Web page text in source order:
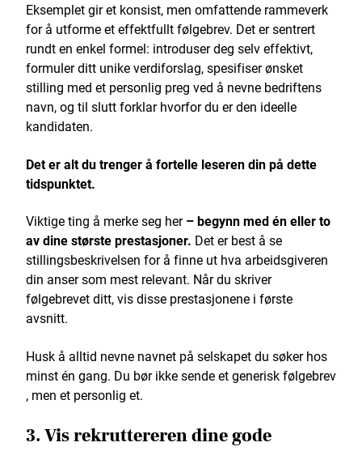
Eksemplet gir et konsist, men omfattende rammeverk
for å utforme et effektfullt følgebrev. Det er sentrert
rundt en enkel formel: introduser deg selv effektivt,
formuler ditt unike verdiforslag, spesifiser ønsket
stilling med et personlig preg ved å nevne bedriftens
navn, og til slutt forklar hvorfor du er den ideelle
kandidaten.
Det er alt du trenger å fortelle leseren din på dette
tidspunktet.
Viktige ting å merke seg her– begynn med én eller to
av dine største prestasjoner. Det er best å se
stillingsbeskrivelsen for å finne ut hva arbeidsgiveren
din anser som mest relevant. Når du skriver
følgebrevet ditt, vis disse prestasjonene i første
avsnitt.
Husk å alltid nevne navnet på selskapet du søker hos
minst én gang. Du bør ikke sende et generisk følgebrev
, men et personlig et.
3. Vis rekruttereren dine gode